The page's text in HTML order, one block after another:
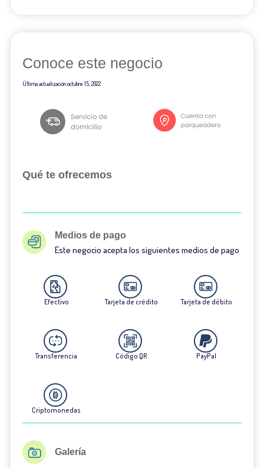
Conoce este negocio
Última actualizaciónoctubre 15, 2022
Qué te ofrecemos
Medios de pago
Este negocio acepta los siguientes medios de pago
Efectivo Tarjeta de crédito Tarjeta de débito
Transferencia Código QR PayPal
Criptomonedas
Galería